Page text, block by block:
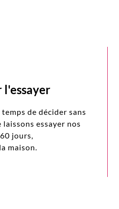
l'essayer
de décider sans
essayer nos
jours,
maison.